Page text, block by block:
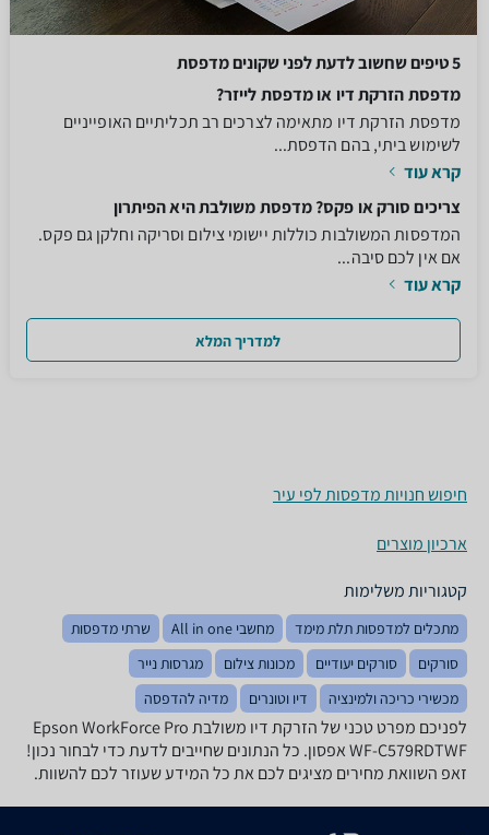
5 טיפים שחשוב לדעת לפני שקונים מדפסת
מדפסת הזרקת דיו או מדפסת לייזר?
מדפסת הזרקת דיו מתאימה לצרכים רב תכליתיים האופייניים
לשימוש ביתי, בהם הדפסת...
קרא עוד
צריכים סורק או פקס? מדפסת משולבת היא הפיתרון
המדפסות המשולבות כוללות יישומי צילום וסריקה וחלקן גם פקס.
אם אין לכם סיבה...
קרא עוד
למדריך המלא
חיפוש חנויות מדפסות לפי עיר
ארכיון מוצרים
קטגוריות משלימות
מתכלים למדפסות תלת מימד מחשבי All in one
שרתי מדפסות
סורקים
סורקים יעודיים מכונות צילום
מגרסות נייר
מכשירי כריכה ולמינציה
דיו וטונרים מדיה להדפסה
לפניכם מפרט טכני של ‏הזרקת דיו ‏משולבת Epson WorkForce Pro
WF-C579RDTWF אפסון. כל הנתונים שחייבים לדעת כדי לבחור נכון!
זאפ השוואת מחירים מציגים לכם את כל המידע שעוזר לכם להשוות.